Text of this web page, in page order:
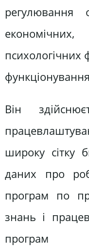
регулювання
психологічних
Він
широку сітку
даних про
програм по
знань і
програм